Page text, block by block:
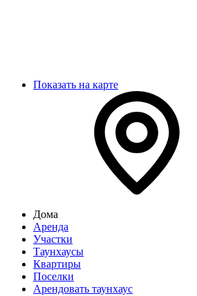
Показать на карте
Дома
Аренда
Участки
Таунхаусы
Квартиры
Поселки
Арендовать таунхаус